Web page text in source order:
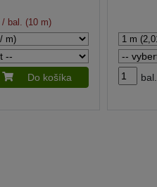
/ bal. (10 m)
Do košíka bal.